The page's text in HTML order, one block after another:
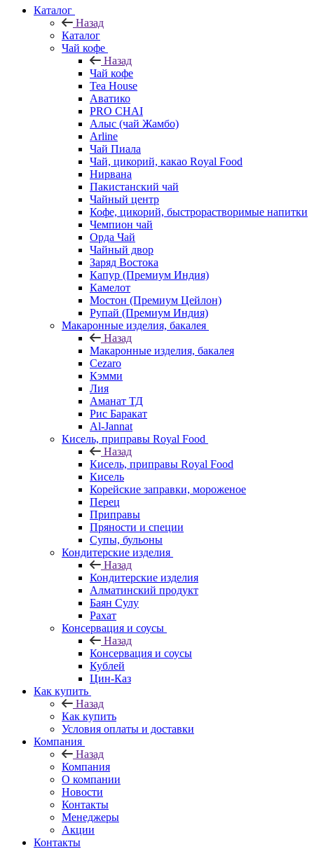
Каталог
Назад
Каталог
Чай кофе
Назад
Чай кофе
Tea House
Аватико
PRO CHAI
Алыс (чай Жамбо)
Arline
Чай Пиала
Чай, цикорий, какао Royal Food
Нирвана
Пакистанский чай
Чайный центр
Кофе, цикорий, быстрорастворимые напитки
Чемпион чай
Орда Чай
Чайный двор
Заряд Востока
Капур (Премиум Индия)
Камелот
Мостон (Премиум Цейлон)
Рупай (Премиум Индия)
Макаронные изделия, бакалея
Назад
Макаронные изделия, бакалея
Cezaro
Кэмми
Лия
Аманат ТД
Рис Баракат
Al-Jannat
Кисель, приправы Royal Food
Назад
Кисель, приправы Royal Food
Кисель
Корейские заправки, мороженое
Перец
Приправы
Пряности и специи
Супы, бульоны
Кондитерские изделия
Назад
Кондитерские изделия
Алматинский продукт
Баян Сулу
Рахат
Консервация и соусы
Назад
Консервация и соусы
Кублей
Цин-Каз
Как купить
Назад
Как купить
Условия оплаты и доставки
Компания
Назад
Компания
О компании
Новости
Контакты
Менеджеры
Акции
Контакты